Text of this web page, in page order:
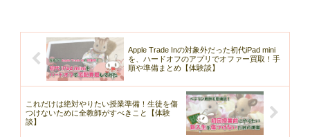
Apple Trade Inの対象外だった初代iPad mini
を、ハードオフのアプリでオファー買取！手
順や準備まとめ【体験談】
これだけは絶対やりたい授業準備！生徒を傷
つけないために全教師がすべきこと【体験
談】